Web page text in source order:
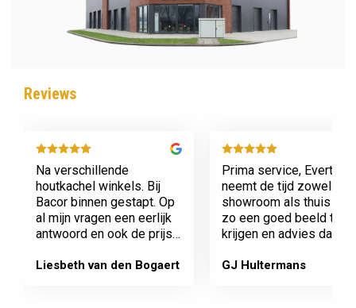
Reviews
Na verschillende
houtkachel winkels. Bij
Bacor binnen gestapt. Op
al mijn vragen een eerlijk
antwoord en ook de prijs
Afspraak is afspraak geen
Liesbeth van den Bogaert
Prima service, Evert
neemt de tijd zowel in
showroom als thuis om
zo een goed beeld te
krijgen en advies daarop
nieuwe kachel. Komt
GJ Hultermans